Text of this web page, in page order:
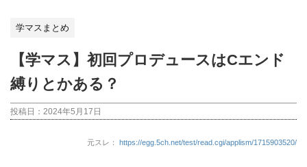
学マスまとめ
【学マス】初回プロデュースはCエンド
縛りとかある？
投稿日： 2024年5月17日
元スレ： https://egg.5ch.net/test/read.cgi/applism/1715903520/